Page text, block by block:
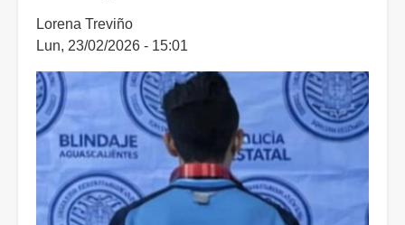
Lorena Treviño
Lun, 23/02/2026 - 15:01